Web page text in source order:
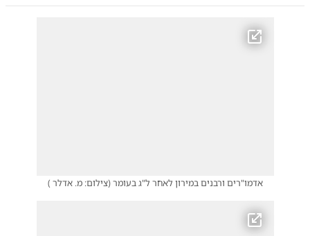
אדמו"רים ורבנים במירון לאחר ל"ג בעומר(צילום: מ. אדלר )